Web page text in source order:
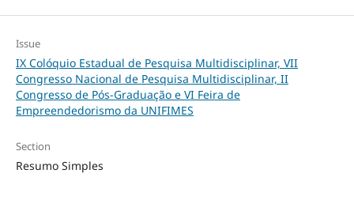
Issue
IX Colóquio Estadual de Pesquisa Multidisciplinar, VII
Congresso Nacional de Pesquisa Multidisciplinar, II
Congresso de Pós-Graduação e VI Feira de
Empreendedorismo da UNIFIMES
Section
Resumo Simples